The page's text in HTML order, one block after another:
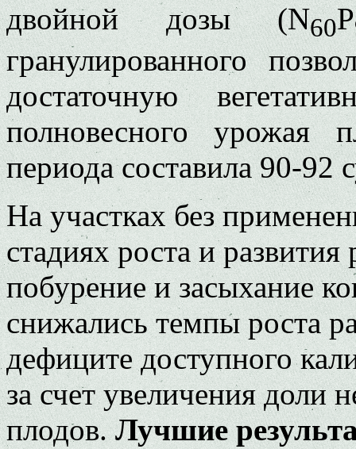
двойной дозы (N60P
гранулированного
достаточную
полновесного урожая
периода составила 90-92
На участках без
стадиях роста и
побурение и засыхание
снижались темпы роста
дефиците доступного
за счет увеличения доли
плодов.Лучшие